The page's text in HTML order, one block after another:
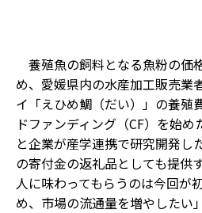
養殖魚の飼料となる魚粉の価
め、愛媛県内の水産加工販売業
イ「えひめ鯛（だい）」の養殖
ドファンディング（CF）を始
と企業が産学連携で研究開発し
の寄付金の返礼品としても提供
人に味わってもらうのは今回が
め、市場の流通量を増やしたい